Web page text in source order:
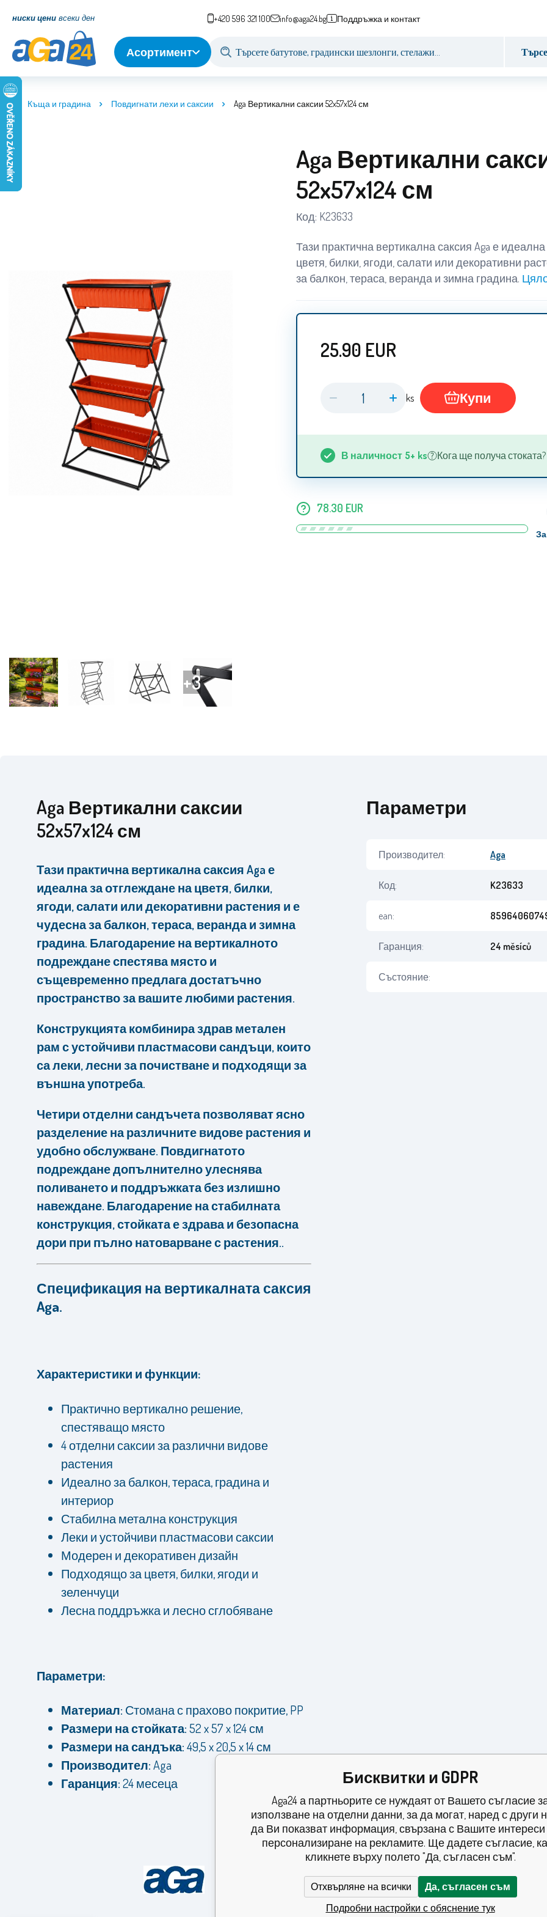
ниски цени всеки ден +420 596 321 100 info@aga24.bg Поддръжка и контакт
Асортимент
Къща и градина Повдигнати лехи и саксии Aga Вертикални саксии 52x57x124 см
Aga Вертикални
52x57x124 см
Код: K23633
Тази практична вертикална саксия Aga е
цветя, билки, ягоди, салати или декоративни
за балкон, тераса, веранда и зимна градина.
25.90 EUR
ks Купи
В наличност 5+ ks Кога ще получа стоката?
78.30 EUR
Aga Вертикални саксии
52x57x124 см
Тази практична вертикална саксия Aga е
идеална за отглеждане на цветя, билки,
ягоди, салати или декоративни растения и е
чудесна за балкон, тераса, веранда и зимна
градина. Благодарение на вертикалното
подреждане спестява място и
същевременно предлага достатъчно
пространство за вашите любими растения.
Конструкцията комбинира здрав метален
рам с устойчиви пластмасови сандъци, които
са леки, лесни за почистване и подходящи за
външна употреба.
Четири отделни сандъчета позволяват ясно
разделение на различните видове растения и
удобно обслужване. Повдигнатото
подреждане допълнително улеснява
поливането и поддръжката без излишно
навеждане. Благодарение на стабилната
конструкция, стойката е здрава и безопасна
дори при пълно натоварване с растения..
Спецификация на вертикалната саксия
Aga.
Характеристики и функции:
Практично вертикално решение,
спестяващо място
4 отделни саксии за различни видове
растения
Идеално за балкон, тераса, градина и
интериор
Стабилна метална конструкция
Леки и устойчиви пластмасови саксии
Модерен и декоративен дизайн
Подходящо за цветя, билки, ягоди и
зеленчуци
Лесна поддръжка и лесно сглобяване
Параметри:
Материал: Стомана с прахово покритие, PP
Размери на стойката:52 x 57 x 124 см
Размери на сандъка:49,5 x 20,5 x 14 см
Производител:Aga
Гаранция:24 месеца
Параметри
Производител: Aga
Код: K23633
ean:
Гаранция: 24 měsíců
Състояние:
Бисквитки и GDPR
Aga24 а партньорите се нуждаят от Вашето съгласие
използване на отделни данни, за да могат, наред с други
да Ви показват информация, свързана с Вашите интереси
персонализиране на рекламите. Ще дадете съгласие,
кликнете върху полето "Да, съгласен съм".
Отхвърляне на всички Да, съгласен съм
Подробни настройки с обяснение тук